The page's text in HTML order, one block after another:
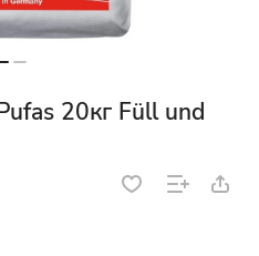
20кг Füll und